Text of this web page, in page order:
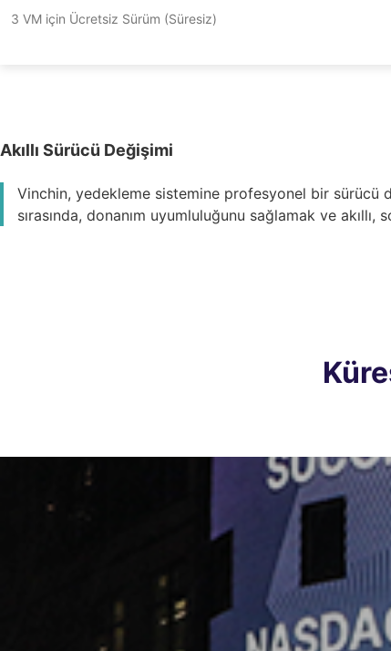
3 VM için Ücretsiz Sürüm (Süresiz)
Akıllı Sürücü Değişimi
Vinchin, yedekleme sistemine profesyonel bir sürücü
sırasında, donanım uyumluluğunu sağlamak ve